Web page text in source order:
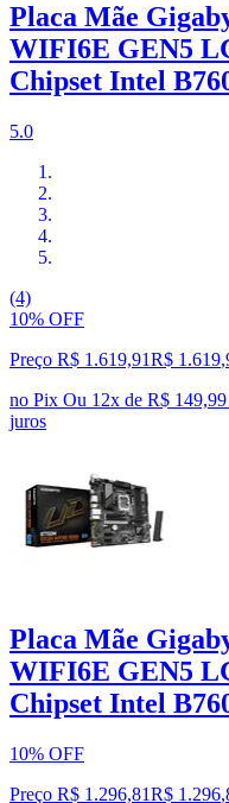
Placa Mãe
WIFI6E GEN5
Chipset Intel
5.0
(4)
10% OFF
Preço R$ 1.619,91R$ 1.619,
no Pix Ou 12x de R$
juros
Placa Mãe
WIFI6E GEN5
Chipset Intel
10% OFF
Preço R$ 1.296,81R$ 1.296,